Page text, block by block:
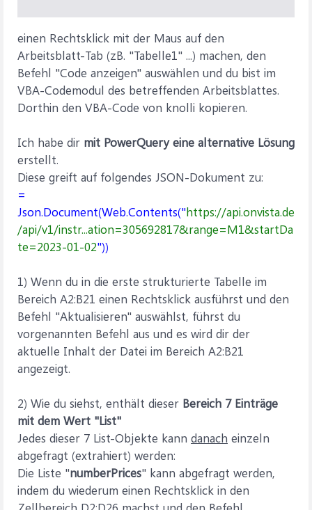
einen Rechtsklick mit der Maus auf den
Arbeitsblatt-Tab (zB. "Tabelle1" ...) machen, den
Befehl "Code anzeigen" auswählen und du bist im
VBA-Codemodul des betreffenden Arbeitsblattes.
Dorthin den VBA-Code von knolli kopieren.
Ich habe dir mit PowerQuery eine alternative Lösung
erstellt.
Diese greift auf folgendes JSON-Dokument zu:
=
Json.Document(Web.Contents("https://api.onvista.de
/api/v1/instr...ation=305692817&range=M1&startDa
te=2023-01-02"))
1) Wenn du in die erste strukturierte Tabelle im
Bereich A2:B21 einen Rechtsklick ausführst und den
Befehl "Aktualisieren" auswählst, führst du
vorgenannten Befehl aus und es wird dir der
aktuelle Inhalt der Datei im Bereich A2:B21
angezeigt.
2) Wie du siehst, enthält dieser Bereich 7 Einträge
mit dem Wert "List"
Jedes dieser 7 List-Objekte kann danach einzeln
abgefragt (extrahiert) werden:
Die Liste "numberPrices" kann abgefragt werden,
indem du wiederum einen Rechtsklick in den